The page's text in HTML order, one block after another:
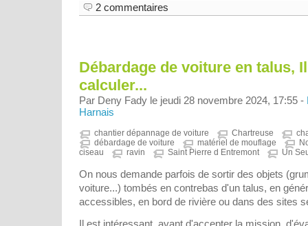
2 commentaires
Débardage de voiture en talus,
calculer...
Par Deny Fady le jeudi 28 novembre 2024, 17:55 -
Harnais
chantier dépannage de voiture Chartreuse
débardage de voiture
matériel de mouflage
ciseau
ravin Saint Pierre d Entremont Un
On nous demande parfois de sortir des objets
voiture...) tombés en contrebas d'un talus, en
accessibles, en bord de rivière ou dans des sites
Il est intéressant, avant d'accepter la mission,